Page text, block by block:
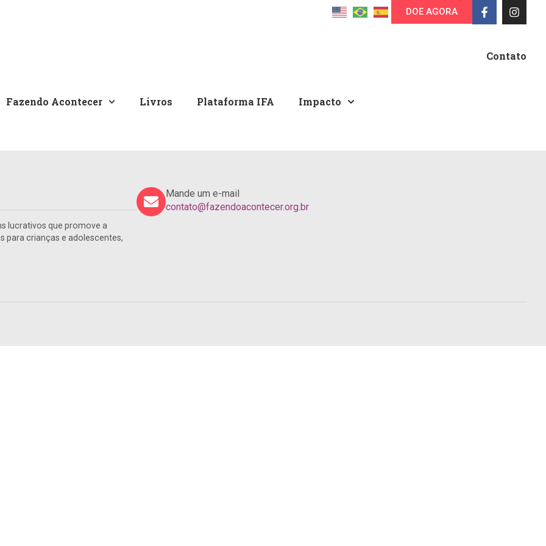
DOE AGORA
Contato
Fazendo Acontecer Livros Plataforma IFA Impacto
lucrativos que promove a
para crianças e adolescentes,
Mande um e-mail
contato@fazendoacontecer.org.br